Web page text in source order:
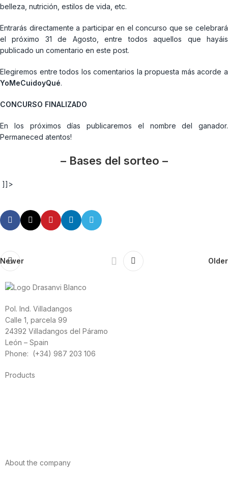
belleza, nutrición, estilos de vida, etc.
Entrarás directamente a participar en el concurso que se celebrará
el próximo 31 de Agosto, entre todos aquellos que hayáis
publicado un comentario en este post.
Elegiremos entre todos los comentarios la propuesta más acorde a
YoMeCuidoyQué.
CONCURSO FINALIZADO
En los próximos días publicaremos el nombre del ganador.
Permaneced atentos!
– Bases del sorteo –
]]>
Newer Older
Pol. Ind. Villadangos
Calle 1, parcela 99
24392 Villadangos del Páramo
León – Spain
Phone: (+34) 987 203 106
Products
About the company